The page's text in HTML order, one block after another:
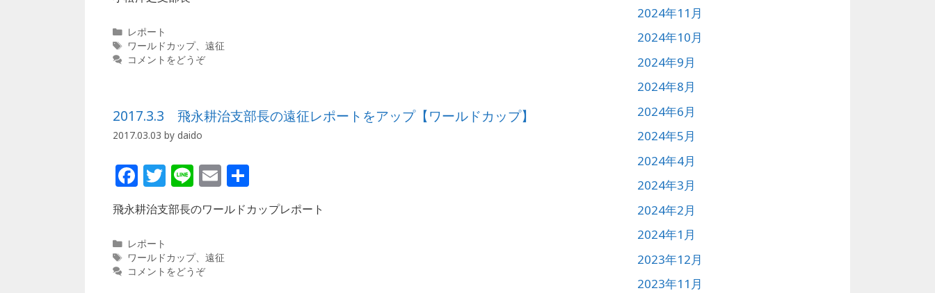
e
b
o
e
r
カ
テ
ゴ
レポート
タ
グ
ワールドカップ、遠征
コメントをどうぞ
2017.3.3 飛永耕治支部長の遠征レポートをアップ【ワールドカップ】
2017.03.03 by daido
F
a
c
e
b
T
w
itt
r
Li
n
e
E
m
ai
有
飛永耕治支部長のワールドカップレポート
カ
テ
ゴ
レポート
タ
グ
ワールドカップ、遠征
コメントをどうぞ
2024年11月
2024年10月
2024年9月
2024年8月
2024年6月
2024年5月
2024年4月
2024年3月
2024年2月
2024年1月
2023年12月
2023年11月